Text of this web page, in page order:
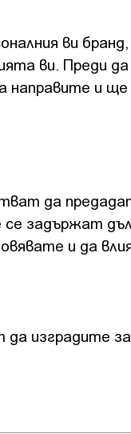
ви
ви. Преди
и
да
задържат
и да
изградите